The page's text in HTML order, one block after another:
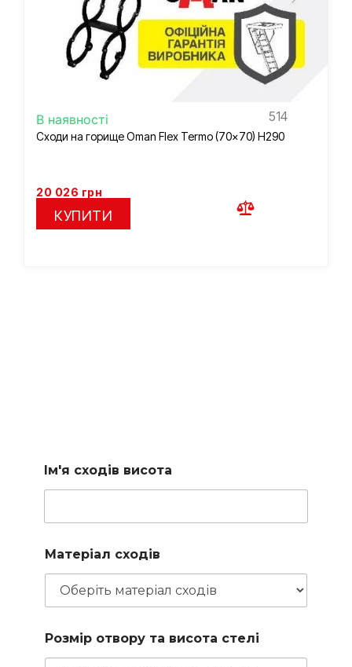
В наявності 514
Сходи на горище Oman Flex Termo (70×70) H290
20 026 грн
КУПИТИ
Ім'я сходів висота
Матеріал сходів
Розмір отвору та висота стелі